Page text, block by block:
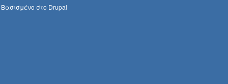
Βασισμένο στο Drupal